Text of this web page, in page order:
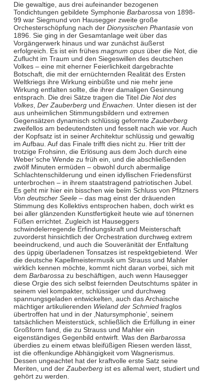
Die gewaltige, aus drei aufeinander bezogenen
Tondichtungen gebildete Symphonie Barbarossa von 1898-
99 war Siegmund von Hausegger zweite große
Orchesterschöpfung nach der Dionysischen Phantasievon
1896. Sie ging in der Gesamtanlage weit über das
Vorgängerwerk hinaus und war zunächst äußerst
erfolgreich. Es ist ein frühes magnum opusüber die Not, die
Zuflucht im Traum und den Siegeswillen des deutschen
Volkes – eine mit eherner Feierlichkeit dargebrachte
Botschaft, die mit der ernüchternden Realität des Ersten
Weltkriegs ihre Wirkung einbüßte und nie mehr jene
Wirkung entfalten sollte, die ihrer damaligen Gesinnung
entsprach. Die drei Sätze tragen die Titel Die Not des
Volkes, Der Zauberbergund Erwachen. Unter diesen ist der
aus unheimlichen Stimmungsbildern und extremen
Gegensätzen dynamisch schlüssig geformteZauberberg
zweifellos am bedeutendsten und fesselt nach wie vor. Auch
der Kopfsatz ist in seiner Architektur schlüssig und gewaltig
im Aufbau. Auf das Finale trifft dies nicht zu. Hier tritt der
trotzige Frohsinn, die Erlösung aus dem Joch durch eine
Weber’sche Wende zu früh ein, und die abschließenden
zwölf Minuten ermüden – obwohl durch abermalige
Schlachtenschilderung und einen idyllischen Friedensfürst
unterbrochen – in ihrem staatstragend patriotischen Jubel.
Es geht mir hier ein bisschen wie beim Schluss von Pfitzners
Von deutscher Seele– das mag einst der dräuenden
Stimmung des Kollektivs entsprochen haben, doch wirkt es
bei aller glänzenden Kunstfertigkeit heute wie auf tönernen
Füßen errichtet. Zugleich ist Hauseggers
schwindelerregende Erfindungskraft und Meisterschaft
zuvorderst hinsichtlich der Orchestration durchweg extrem
beeindruckend, und auch die Souveränität der Entfaltung
des üppig überladenen Tonsatzes ist respektgebietend. Wer
die deutsche Kapellmeistermusik um Strauss und Mahler
wirklich kennen möchte, kommt nicht daran vorbei, sich mit
dem Barbarossazu beschäftigen, auch wenn Hausegger
diese Orgie des sich selbst feiernden Deutschtums später in
seinem viel kompakter, schlüssiger und durchweg
spannungsgeladen entwickelten, auch das Archaische
mächtiger artikulierenden Wieland der Schmiedfraglos
übertroffen hat und in der ‚Natursymphonie’, seinem
tatsächlichen Meisterstück, schließlich die Erfüllung in einer
Großform fand, die zu Strauss und Mahler ein
eigenständiges Gegenbild entwirft. Was den Barbarossa
überdies zu einem etwas bleifüßigen Riesen werden lässt,
ist die offenkundige Abhängigkeit vom Wagnerismus.
Dessen ungeachtet hat der kraftvolle erste Satz seine
Meriten, und derZauberbergist es allemal wert, studiert und
gehört zu werden.